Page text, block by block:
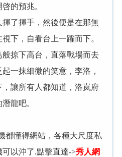
的預兆。
了揮手，然後便是在那無
下，自看台上一躍而下。
掠下高台，直落戰場而去
一抹細微的笑意，李洛，
讓所有人都知道，洛岚府
龍吧。
都懂得網站，各種大尺度私
以沖了.點擊直達->秀人網